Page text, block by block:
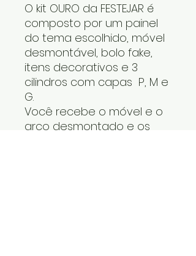
O kit OURO da FESTEJAR é
composto por um painel
do tema escolhido, móvel
desmontável, bolo fake,
itens decorativos e 3
cilindros com capas P, M e
G.
Você recebe o móvel e o
arco desmontado e os